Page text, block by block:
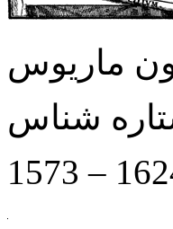
ماریوس
شناس
1573 –